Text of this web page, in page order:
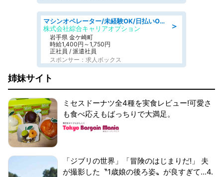
＞
マシンオペレーター/未経験OK/日払いOK/寮完備/交替制/20・30・40代活躍中
株式会社綜合キャリアオプション
岩手県 金ケ崎町
時給1,400円～1,750円
正社員 / 派遣社員
スポンサー：求人ボックス
姉妹サイト
ミセスドーナツ全4種を実食レビュー!可愛さ
も食べ応えもばっちりで大満足。
「ジブリの世界」「冒険のはじまりだ!」 夫
が撮影した〝1歳娘の後ろ姿〟が良すぎて...4.